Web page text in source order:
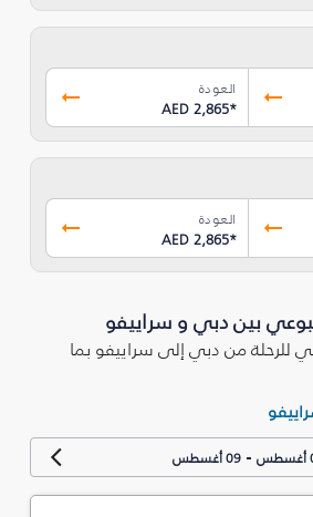
العودة
AED 2,865*
العودة
AED 2,865*
بين دبي و سراييفو
للرحلة من دبي إلى سراييفو بما
-09 أغسطس